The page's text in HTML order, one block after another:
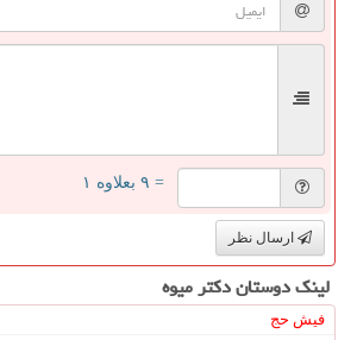
= ۹ بعلاوه ۱
ارسال نظر
لینک دوستان دكتر میوه
فیش حج